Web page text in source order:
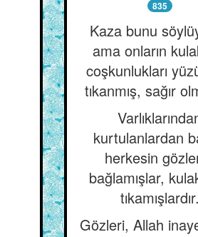
835
Kaza bunu
ama onların
coşkunlukları
tıkanmış, sağır
kurtulanlardan
herkesin
bağlamışlar,
tıkamışlardır.
Gözleri, Allah